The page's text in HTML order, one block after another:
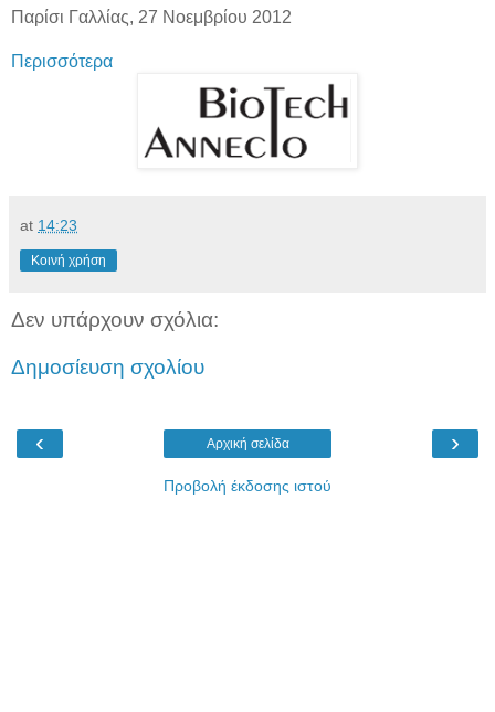
Παρίσι Γαλλίας, 27 Νοεμβρίου 2012
Περισσότερα
at 14:23
Κοινή χρήση
Δεν υπάρχουν σχόλια:
Δημοσίευση σχολίου
‹ ›
Αρχική σελίδα
Προβολή έκδοσης ιστού